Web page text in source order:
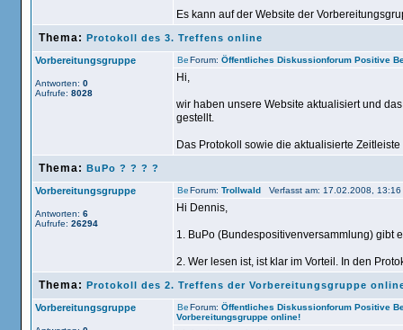
Es kann auf der Website der
Thema: Protokoll des 3. Treffens online
Vorbereitungsgruppe
Antworten: 0
Aufrufe: 8028
Forum: Öffentliches Diskussionforum Positive
Hi,
wir haben unsere Website aktualisiert und
gestellt.
Das Protokoll sowie die aktualisierte Zeitleiste
Thema: BuPo ? ? ? ?
Vorbereitungsgruppe
Antworten: 6
Aufrufe: 26294
Forum: Trollwald Verfasst am: 17.02.2008,
Hi Dennis,
1. BuPo (Bundespositivenversammlung) gibt
2. Wer lesen ist, ist klar im Vorteil. In den
Thema: Protokoll des 2. Treffens der Vorbereitungsgruppe
Vorbereitungsgruppe Forum: Öffentliches Diskussionforum Positive
Vorbereitungsgruppe online!